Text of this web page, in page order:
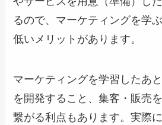
るので、マーケティングを学
低いメリットがあります。
マーケティングを学習したあ
を開発すること、集客・販売
繋がる利点もあります。実際